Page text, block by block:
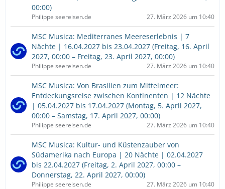
00:00)
Philippe seereisen.de 27. März 2026 um 10:40
MSC Musica: Mediterranes Meereserlebnis | 7
Nächte | 16.04.2027 bis 23.04.2027 (Freitag, 16. April
2027, 00:00 – Freitag, 23. April 2027, 00:00)
Philippe seereisen.de 27. März 2026 um 10:40
MSC Musica: Von Brasilien zum Mittelmeer:
Entdeckungsreise zwischen Kontinenten | 12 Nächte
| 05.04.2027 bis 17.04.2027 (Montag, 5. April 2027,
00:00 – Samstag, 17. April 2027, 00:00)
Philippe seereisen.de 27. März 2026 um 10:40
MSC Musica: Kultur- und Küstenzauber von
Südamerika nach Europa | 20 Nächte | 02.04.2027
bis 22.04.2027 (Freitag, 2. April 2027, 00:00 –
Donnerstag, 22. April 2027, 00:00)
Philippe seereisen.de 27. März 2026 um 10:40